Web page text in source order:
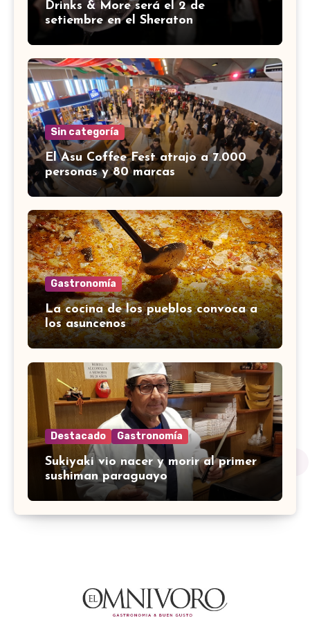
Drinks & More será el 2 de
setiembre en el Sheraton
Sin categoría
El Asu Coffee Fest atrajo a 7.000
personas y 80 marcas
Gastronomía
La cocina de los pueblos convoca a
los asuncenos
Destacado Gastronomía
Sukiyaki vio nacer y morir al primer
sushiman paraguayo